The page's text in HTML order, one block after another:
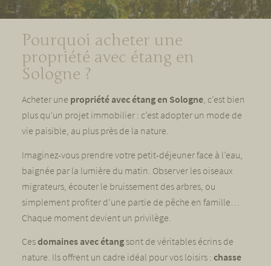
Pourquoi acheter une
propriété avec étang en
Sologne ?
Acheter une propriété avec étang en Sologne, c’est bien
plus qu’un projet immobilier : c’est adopter un mode de
vie paisible, au plus près de la nature.
Imaginez-vous prendre votre petit-déjeuner face à l’eau,
baignée par la lumière du matin. Observer les oiseaux
migrateurs, écouter le bruissement des arbres, ou
simplement profiter d’une partie de pêche en famille…
Chaque moment devient un privilège.
Cesdomaines avec étangsont de véritables écrins de
nature. Ils offrent un cadre idéal pour vos loisirs : chasse